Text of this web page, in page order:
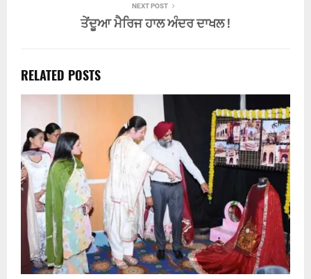
NEXT POST
ਤੇਂਦੂਆ ਮੈਰਿਜ ਹਾਲ ਅੰਦਰ ਦਾਖਲ !
RELATED POSTS